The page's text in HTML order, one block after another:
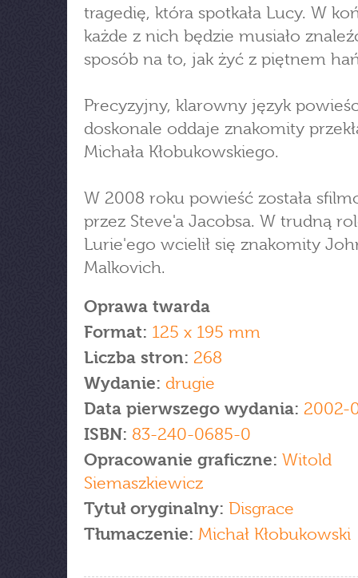
tragedię, która spotkała Lucy. W
każde z nich będzie musiało
sposób na to, jak żyć z piętnem
Precyzyjny, klarowny język
doskonale oddaje znakomity
Michała Kłobukowskiego.
W 2008 roku powieść została
przez Steve'a Jacobsa. W trudną
Lurie'ego wcielił się znakomity
Malkovich.
Oprawa twarda
Format: 125 x 195 mm
Liczba stron: 268
Wydanie: drugie
Data pierwszego wydania: 2002-
ISBN: 83-240-0685-0
Opracowanie graficzne: Witold
Siemaszkiewicz
Tytuł oryginalny: Disgrace
Tłumaczenie: Michał Kłobukowski